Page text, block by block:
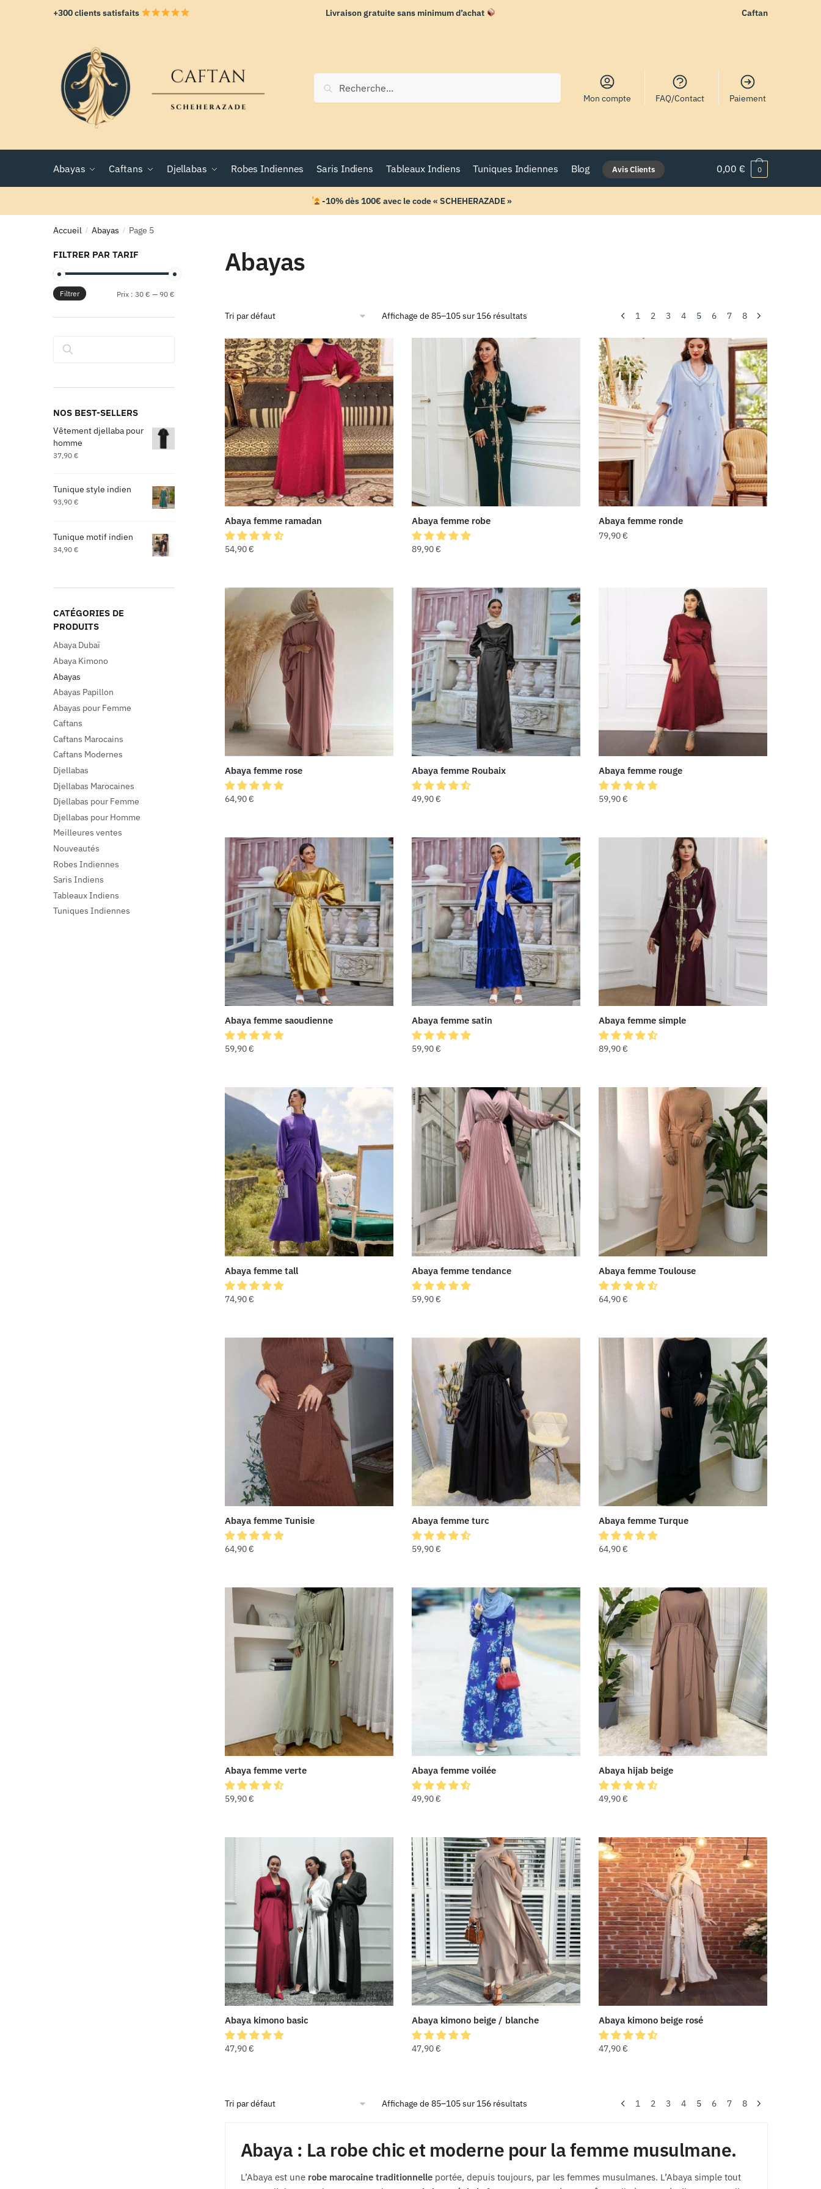
+300 clients satisfaits Livraison gratuite sans minimum d’achat Caftan
Recherche
Mon compte FAQ/Contact Paiement
Abayas Caftans Djellabas Robes Indiennes Saris Indiens Tableaux Indiens Tuniques Indiennes Blog Avis Clients 0,00 € 0
-10% dès 100€ avec le code « SCHEHERAZADE »
Accueil / Abayas / Page 5
Abayas
Affichage de 85–105 sur 156 résultats 1 2 3 4 5 6 7 8
Abaya femme ramadan
54,90€
Abaya femme robe
89,90€
Abaya femme ronde
79,90€
Abaya femme rose
64,90€
Abaya femme Roubaix
49,90€
Abaya femme rouge
59,90€
Abaya femme saoudienne
59,90€
Abaya femme satin
59,90€
Abaya femme simple
89,90€
Abaya femme tall
74,90€
Abaya femme tendance
59,90€
Abaya femme Toulouse
64,90€
Abaya femme Tunisie
64,90€
Abaya femme turc
59,90€
Abaya femme Turque
64,90€
Abaya femme verte
59,90€
Abaya femme voilée
49,90€
Abaya hijab beige
49,90€
Abaya kimono basic
47,90€
Abaya kimono beige / blanche
47,90€
Abaya kimono beige rosé
47,90€
Affichage de 85–105 sur 156 résultats 1 2 3 4 5 6 7 8
Abaya : La robe chic et moderne pour la femme musulmane.
L’Abaya est une robe marocaine traditionnelleportée, depuis toujours, par les femmes musulmanes. L’Abaya simple tout
FILTRER PAR TARIF
Filtrer Prix : 30 € — 90 €
NOS BEST-SELLERS
Vêtement djellaba pour
homme
37,90 €
Tunique style indien
93,90 €
Tunique motif indien
34,90 €
CATÉGORIES DE
PRODUITS
Abaya Dubaï
Abaya Kimono
Abayas
Abayas Papillon
Abayas pour Femme
Caftans
Caftans Marocains
Caftans Modernes
Djellabas
Djellabas Marocaines
Djellabas pour Femme
Djellabas pour Homme
Meilleures ventes
Nouveautés
Robes Indiennes
Saris Indiens
Tableaux Indiens
Tuniques Indiennes